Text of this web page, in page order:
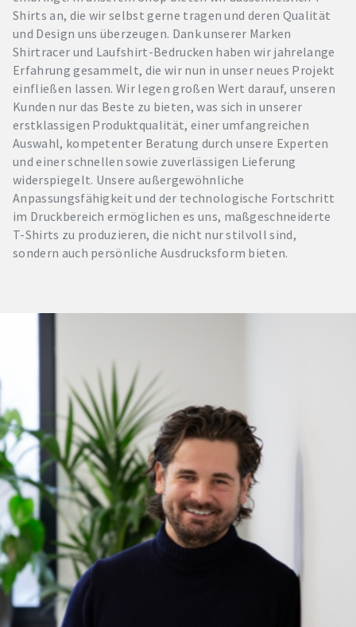
Shirts an, die wir selbst gerne tragen und deren Qualität
und Design uns überzeugen. Dank unserer Marken
Shirtracer und Laufshirt-Bedrucken haben wir jahrelange
Erfahrung gesammelt, die wir nun in unser neues Projekt
einfließen lassen. Wir legen großen Wert darauf, unseren
Kunden nur das Beste zu bieten, was sich in unserer
erstklassigen Produktqualität, einer umfangreichen
Auswahl, kompetenter Beratung durch unsere Experten
und einer schnellen sowie zuverlässigen Lieferung
widerspiegelt. Unsere außergewöhnliche
Anpassungsfähigkeit und der technologische Fortschritt
im Druckbereich ermöglichen es uns, maßgeschneiderte
T-Shirts zu produzieren, die nicht nur stilvoll sind,
sondern auch persönliche Ausdrucksform bieten.